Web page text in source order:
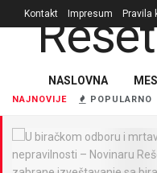
NAJNOVIJE POPULARNO
Kontakt Impresum Pravila
NASLOVNA